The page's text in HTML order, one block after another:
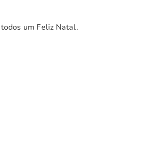
um Feliz Natal.